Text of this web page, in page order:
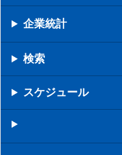
企業統計
検索
スケジュール